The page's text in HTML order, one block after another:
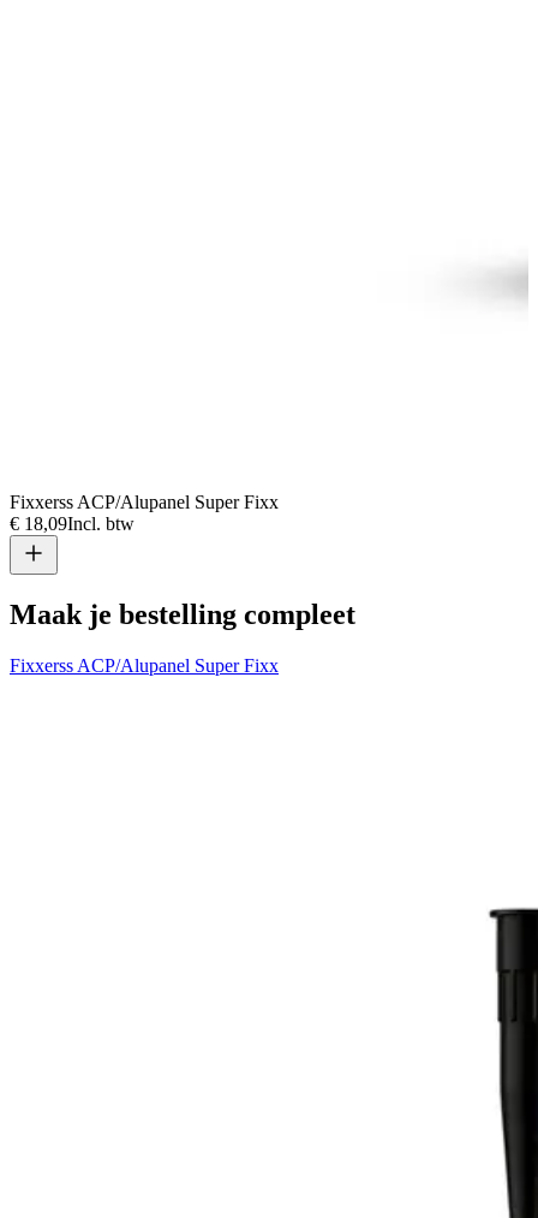
Fixxerss ACP/Alupanel Super Fixx
€ 18,09Incl. btw
Maak je bestelling compleet
Fixxerss ACP/Alupanel Super Fixx